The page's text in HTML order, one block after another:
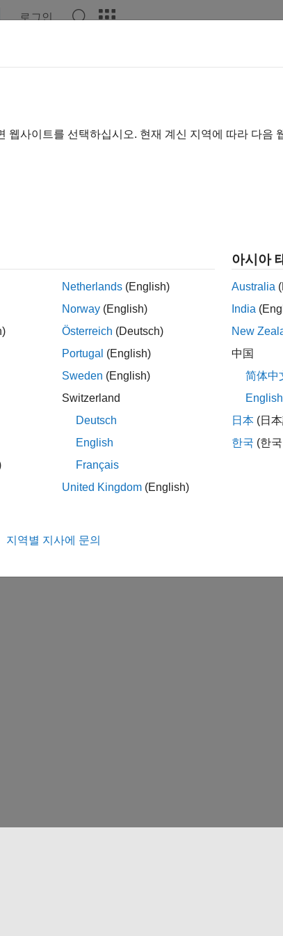
로그인
웹사이트를 선택하십시오. 현재 계신 지역에 따라 다음
Netherlands (English)
Norway (English)
Österreich (Deutsch)
Portugal (English)
Sweden (English)
Switzerland
Deutsch
English
Français
United Kingdom (English)
아시아
Australia
India
New
中国
简体中
English
日本 (日
한국 (한
지역별 지사에 문의